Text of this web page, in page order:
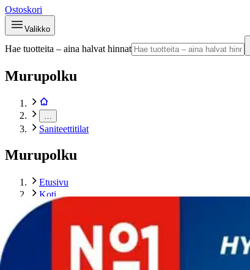
Ostoskori
Valikko
Hae tuotteita – aina halvat hinnat
Murupolku
Saniteettitilat
Murupolku
Etusivu
Koti
Siivous
Bref 50 g Power Active Hawaii WC-raikastin x1
Tuotekuvat- ja videot Ohita tuotekuva